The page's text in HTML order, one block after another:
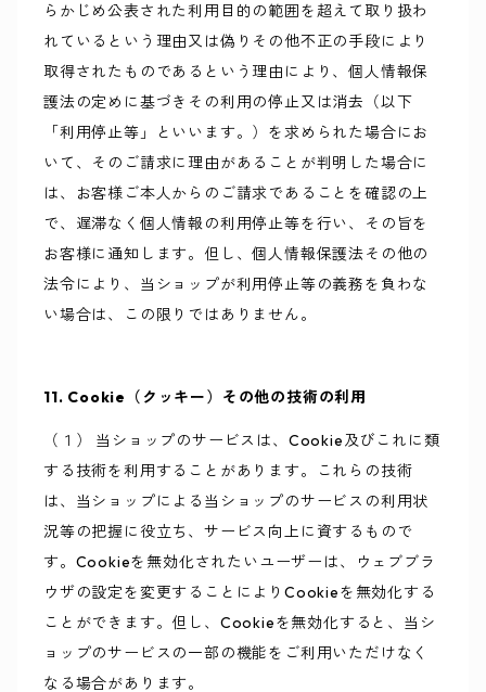
らかじめ公表された利用目的の範囲を超えて取り扱わ
れているという理由又は偽りその他不正の手段により
取得されたものであるという理由により、個人情報保
護法の定めに基づきその利用の停止又は消去（以下
「利用停止等」といいます。）を求められた場合にお
いて、そのご請求に理由があることが判明した場合に
は、お客様ご本人からのご請求であることを確認の上
で、遅滞なく個人情報の利用停止等を行い、その旨を
お客様に通知します。但し、個人情報保護法その他の
法令により、当ショップが利用停止等の義務を負わな
い場合は、この限りではありません。
11. Cookie（クッキー）その他の技術の利用
（１） 当ショップのサービスは、Cookie及びこれに類
する技術を利用することがあります。これらの技術
は、当ショップによる当ショップのサービスの利用状
況等の把握に役立ち、サービス向上に資するもので
す。Cookieを無効化されたいユーザーは、ウェブブラ
ウザの設定を変更することによりCookieを無効化する
ことができます。但し、Cookieを無効化すると、当シ
ョップのサービスの一部の機能をご利用いただけなく
なる場合があります。